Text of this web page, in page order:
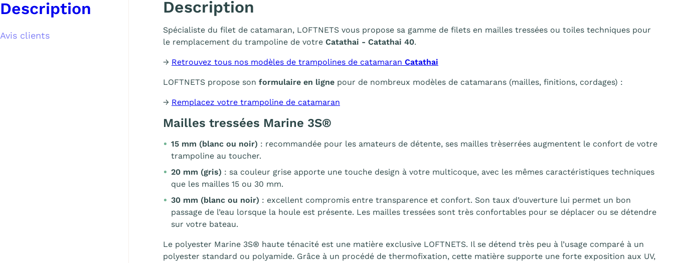
Description
Avis clients
Description
Spécialiste du filet de catamaran, LOFTNETS vous propose sa gamme de filets en mailles tressées ou toiles techniques pour
le remplacement du trampoline de votre Catathai - Catathai 40.
→ Retrouvez tous nos modèles de trampolines de catamaran Catathai
LOFTNETS propose son formulaire en ligne pour de nombreux modèles de catamarans (mailles, finitions, cordages) :
→ Remplacez votre trampoline de catamaran
Mailles tressées Marine 3S®
15 mm (blanc ou noir) : recommandée pour les amateurs de détente, ses mailles trèserrées augmentent le confort de votre
trampoline au toucher.
20 mm (gris) : sa couleur grise apporte une touche design à votre multicoque, avec les mêmes caractéristiques techniques
que les mailles 15 ou 30 mm.
30 mm (blanc ou noir) : excellent compromis entre transparence et confort. Son taux d’ouverture lui permet un bon
passage de l’eau lorsque la houle est présente. Les mailles tressées sont très confortables pour se déplacer ou se détendre
sur votre bateau.
Le polyester Marine 3S® haute ténacité est une matière exclusive LOFTNETS. Il se détend très peu à l’usage comparé à un
polyester standard ou polyamide. Grâce à un procédé de thermofixation, cette matière supporte une forte exposition aux UV,